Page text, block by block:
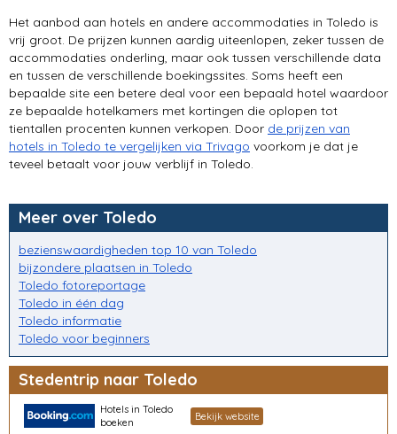
Het aanbod aan hotels en andere accommodaties in Toledo is
vrij groot. De prijzen kunnen aardig uiteenlopen, zeker tussen de
accommodaties onderling, maar ook tussen verschillende data
en tussen de verschillende boekingssites. Soms heeft een
bepaalde site een betere deal voor een bepaald hotel waardoor
ze bepaalde hotelkamers met kortingen die oplopen tot
tientallen procenten kunnen verkopen. Door de prijzen van
hotels in Toledo te vergelijken via Trivago voorkom je dat je
teveel betaalt voor jouw verblijf in Toledo.
Meer over Toledo
bezienswaardigheden top 10 van Toledo
bijzondere plaatsen in Toledo
Toledo fotoreportage
Toledo in één dag
Toledo informatie
Toledo voor beginners
Stedentrip naar Toledo
Hotels in Toledo
boeken
Bekijk website